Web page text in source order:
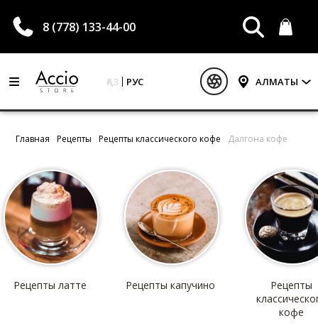
8 (778) 133-44-00
ҚАЗ РУС АЛМАТЫ
Главная Рецепты Рецепты классического кофе Далгона кофе
Рецепты латте Рецепты капучино
Рецепты
кофе